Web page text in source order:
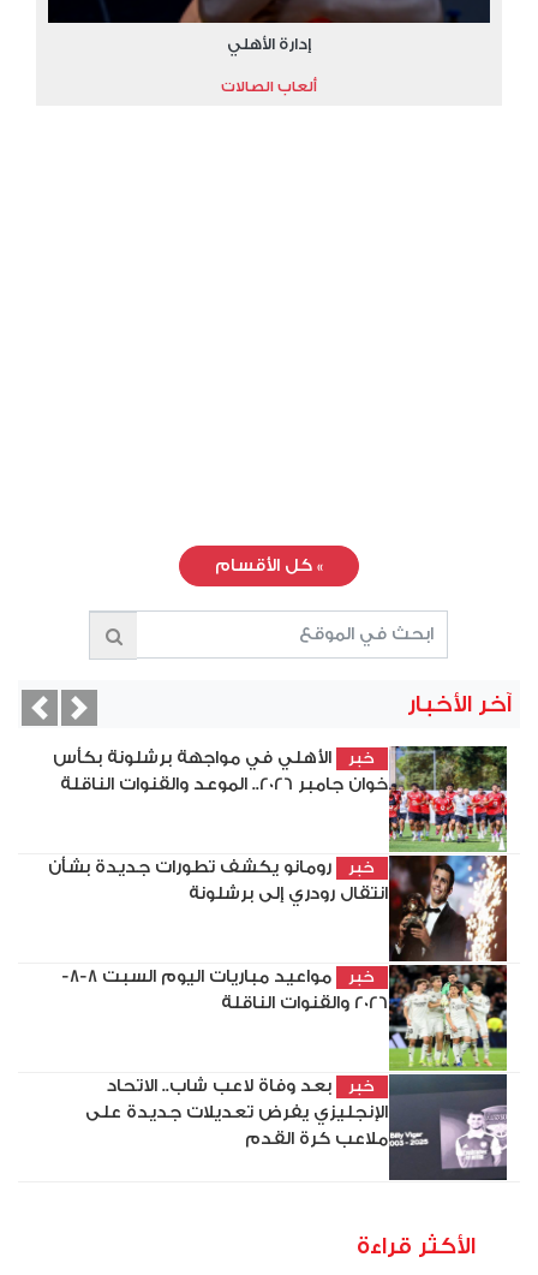
إدارة الأهلي
ألعاب الصالات
» كل الأقسام
آخر الأخبار
خبر
الأهلي في مواجهة برشلونة بكأس
خوان جامبر 2026.. الموعد والقنوات الناقلة
خبر
رومانو يكشف تطورات جديدة بشأن
انتقال رودري إلى برشلونة
خبر
مواعيد مباريات اليوم السبت 8-8-
2026 والقنوات الناقلة
خبر
بعد وفاة لاعب شاب.. الاتحاد
الإنجليزي يفرض تعديلات جديدة على
ملاعب كرة القدم
Next
الأكثر قراءة